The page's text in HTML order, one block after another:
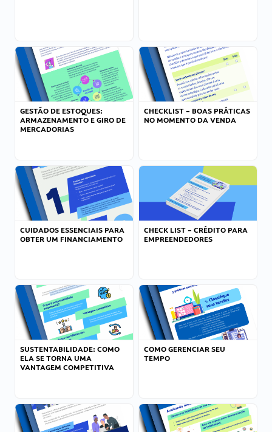
GESTÃO DE ESTOQUES:
ARMAZENAMENTO E GIRO DE
MERCADORIAS
CHECKLIST – BOAS PRÁTICAS
NO MOMENTO DA VENDA
CUIDADOS ESSENCIAIS PARA
OBTER UM FINANCIAMENTO
CHECK LIST – CRÉDITO PARA
EMPREENDEDORES
SUSTENTABILIDADE: COMO
ELA SE TORNA UMA
VANTAGEM COMPETITIVA
COMO GERENCIAR SEU
TEMPO